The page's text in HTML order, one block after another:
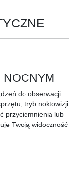
NOCNYM
do obserwacji
tryb noktowizji
przyciemnienia lub
Twoją widoczność